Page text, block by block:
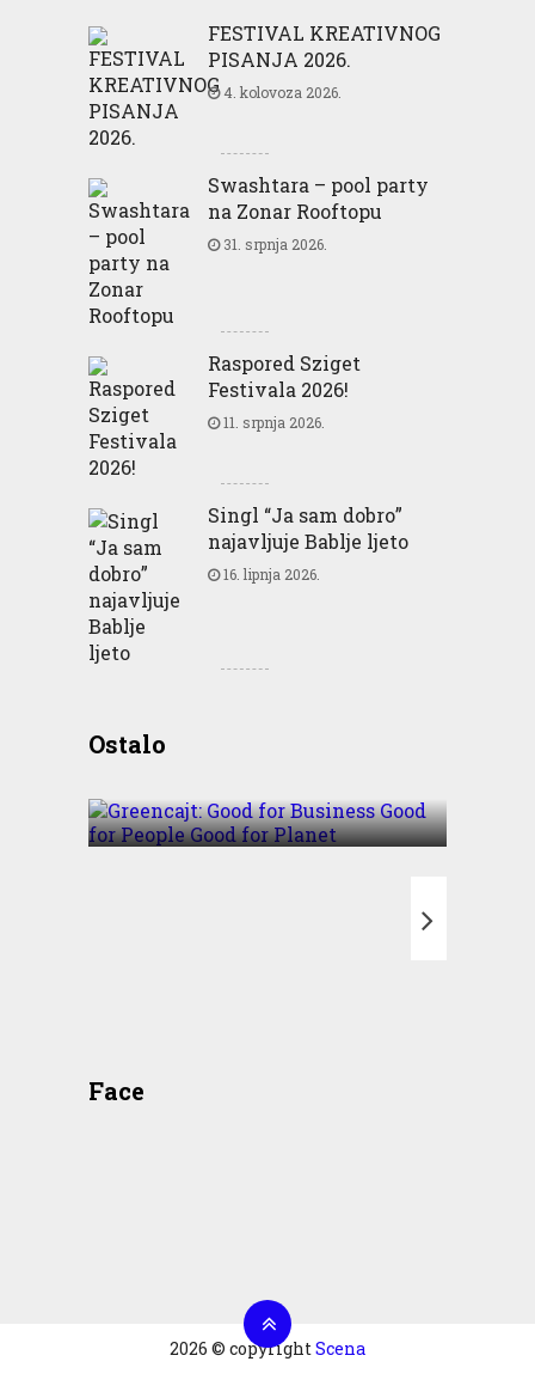
FESTIVAL KREATIVNOG
PISANJA 2026.
4. kolovoza 2026.
Swashtara – pool party
na Zonar Rooftopu
31. srpnja 2026.
Raspored Sziget
Festivala 2026!
11. srpnja 2026.
Singl “Ja sam dobro”
najavljuje Bablje ljeto
16. lipnja 2026.
OstaloBusiness Good for People
Face
2026 © copyrightScena